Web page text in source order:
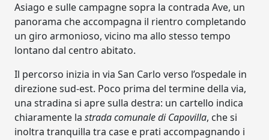
Asiago e sulle campagne sopra la contrada Ave, un
panorama che accompagna il rientro completando
un giro armonioso, vicino ma allo stesso tempo
lontano dal centro abitato.
Il percorso inizia in via San Carlo verso l’ospedale in
direzione sud-est. Poco prima del termine della via,
una stradina si apre sulla destra: un cartello indica
chiaramente la strada comunale di Capovilla, che si
inoltra tranquilla tra case e prati accompagnando i